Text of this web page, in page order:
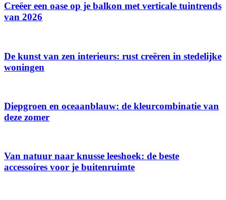
Creëer een oase op je balkon met verticale tuintrends
van 2026
De kunst van zen interieurs: rust creëren in stedelijke
woningen
Diepgroen en oceaanblauw: de kleurcombinatie van
deze zomer
Van natuur naar knusse leeshoek: de beste
accessoires voor je buitenruimte